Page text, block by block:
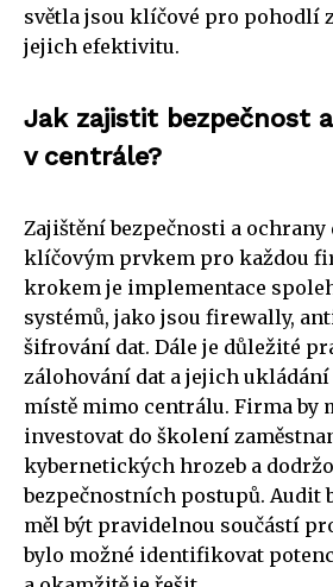
světla jsou klíčové pro pohodlí
jejich efektivitu.
Jak zajistit bezpečnost
v centrále?
Zajištění bezpečnosti a ochrany
klíčovým prvkem pro každou
krokem je implementace
systémů, jako jsou firewally,
šifrování dat. Dále je důležité
zálohování dat a jejich ukládání
místě mimo centrálu. Firma by
investovat do školení
kybernetických hrozeb a
bezpečnostních postupů. Audit
měl být pravidelnou součástí
bylo možné identifikovat